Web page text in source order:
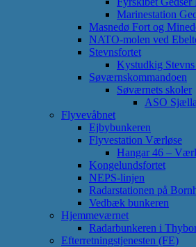
Marinestation
Masnedø Fort og
NATO-molen ved
Stevnsfortet
Kystudkig
Søværnskommandoen
Søværnets skoler
ASO
Flyvevåbnet
Ejbybunkeren
Flyvestation Værløse
Hangar 46 –
Kongelundsfortet
NEPS-linjen
Radarstationen på
Vedbæk bunkeren
Hjemmeværnet
Radarbunkeren i
Efterretningstjenesten (FE)